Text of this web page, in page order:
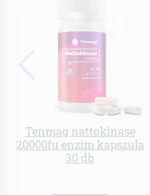
Tenmag nattokinase
20000fu enzim kapszula
30 db